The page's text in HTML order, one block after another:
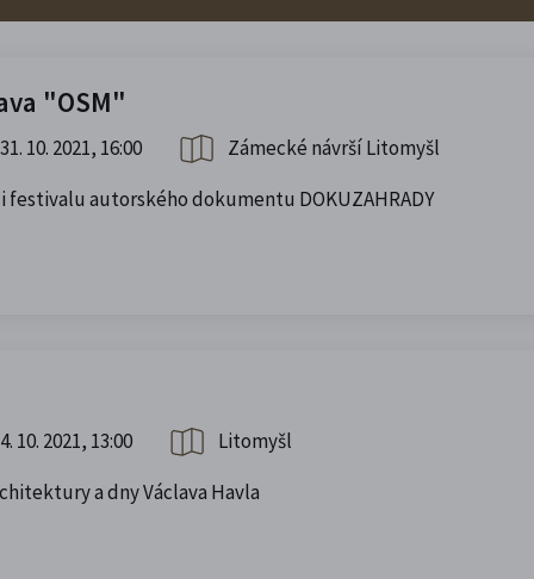
"OSM"
31. 10. 2021, 16:00
Zámecké návrší Litomyšl
festivalu autorského dokumentu DOKUZAHRADY
4. 10. 2021, 13:00
Litomyšl
a dny Václava Havla